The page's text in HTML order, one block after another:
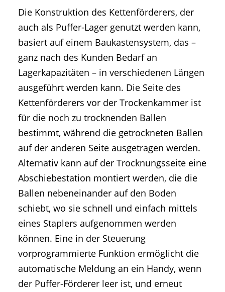
Die Konstruktion des Kettenförderers, der
auch als Puffer-Lager genutzt werden kann,
basiert auf einem Baukastensystem, das –
ganz nach des Kunden Bedarf an
Lagerkapazitäten – in verschiedenen Längen
ausgeführt werden kann. Die Seite des
Kettenförderers vor der Trockenkammer ist
für die noch zu trocknenden Ballen
bestimmt, während die getrockneten Ballen
auf der anderen Seite ausgetragen werden.
Alternativ kann auf der Trocknungsseite eine
Abschiebestation montiert werden, die die
Ballen nebeneinander auf den Boden
schiebt, wo sie schnell und einfach mittels
eines Staplers aufgenommen werden
können. Eine in der Steuerung
vorprogrammierte Funktion ermöglicht die
automatische Meldung an ein Handy, wenn
der Puffer-Förderer leer ist, und erneut